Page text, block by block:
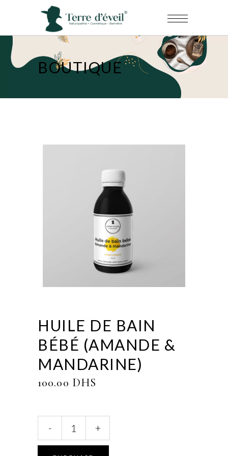
BOUTIQUE
HUILE DE BAIN
BÉBÉ (AMANDE &
MANDARINE)
100.00 DHS
bain
- +